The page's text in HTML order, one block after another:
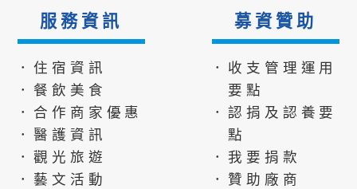
服務資訊
．住宿資訊
．餐飲美食
．合作商家優惠
．醫護資訊
．觀光旅遊
．藝文活動
募資贊助
．收支管理運用
要點
．認捐及認養要
點
．我要捐款
．贊助廠商